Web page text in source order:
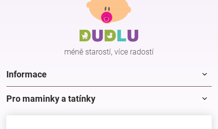
méně starostí, více radostí
Informace
Pro maminky a tatínky